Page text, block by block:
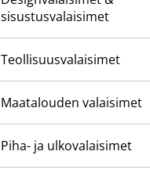
sisustusvalaisimet
Teollisuusvalaisimet
Maatalouden valaisimet
Piha- ja ulkovalaisimet